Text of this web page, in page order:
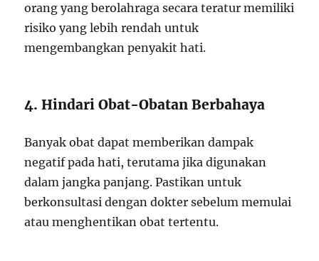
orang yang berolahraga secara teratur memiliki
risiko yang lebih rendah untuk
mengembangkan penyakit hati.
4. Hindari Obat-Obatan Berbahaya
Banyak obat dapat memberikan dampak
negatif pada hati, terutama jika digunakan
dalam jangka panjang. Pastikan untuk
berkonsultasi dengan dokter sebelum memulai
atau menghentikan obat tertentu.